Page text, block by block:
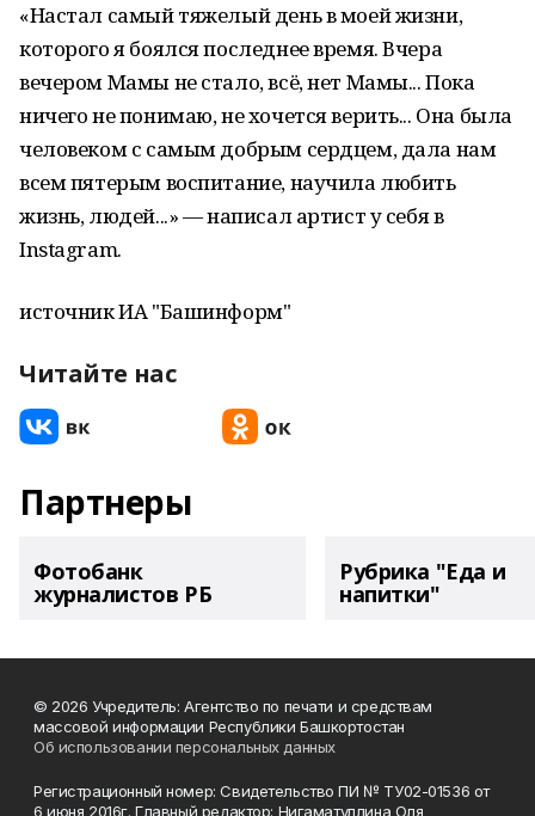
«Настал самый тяжелый день в моей жизни,
которого я боялся последнее время. Вчера
вечером Мамы не стало, всё, нет Мамы... Пока
ничего не понимаю, не хочется верить... Она была
человеком с самым добрым сердцем, дала нам
всем пятерым воспитание, научила любить
жизнь, людей...» — написал артист у себя в
Instagram.
источник ИА "Башинформ"
Читайте нас
Партнеры
Фотобанк
журналистов РБ
Рубрика "Еда и
напитки"
© 2026 Учредитель: Агентство по печати и средствам
массовой информации Республики Башкортостан
Об использовании персональных данных
Регистрационный номер: Свидетельство ПИ № ТУ02-01536 от
6 июня 2016г. Главный редактор: Нигаматуллина Оля